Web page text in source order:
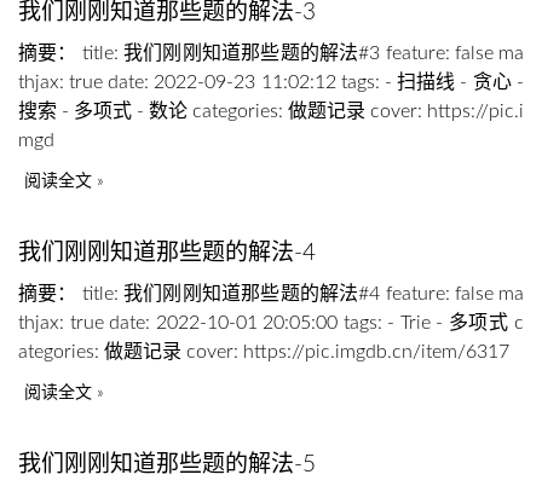
我们刚刚知道那些题的解法-3
摘要： title: 我们刚刚知道那些题的解法#3 feature: false ma
thjax: true date: 2022-09-23 11:02:12 tags: - 扫描线 - 贪心 -
搜索 - 多项式 - 数论 categories: 做题记录 cover: https://pic.i
mgd
阅读全文
我们刚刚知道那些题的解法-4
摘要： title: 我们刚刚知道那些题的解法#4 feature: false ma
thjax: true date: 2022-10-01 20:05:00 tags: - Trie - 多项式 c
ategories: 做题记录 cover: https://pic.imgdb.cn/item/6317
阅读全文
我们刚刚知道那些题的解法-5